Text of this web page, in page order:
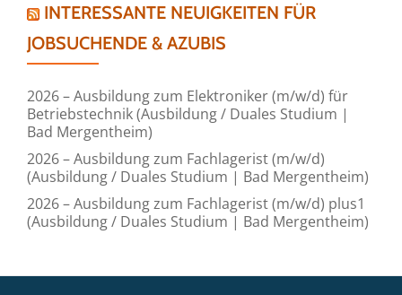
INTERESSANTE NEUIGKEITEN FÜR
JOBSUCHENDE & AZUBIS
2026 – Ausbildung zum Elektroniker (m/w/d) für
Betriebstechnik (Ausbildung / Duales Studium |
Bad Mergentheim)
2026 – Ausbildung zum Fachlagerist (m/w/d)
(Ausbildung / Duales Studium | Bad Mergentheim)
2026 – Ausbildung zum Fachlagerist (m/w/d) plus1
(Ausbildung / Duales Studium | Bad Mergentheim)